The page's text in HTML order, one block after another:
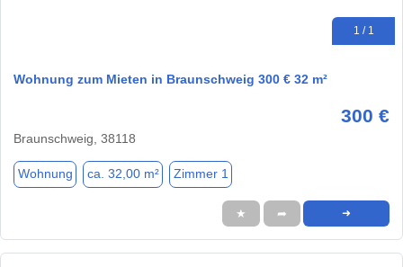
1 / 1
Wohnung zum Mieten in Braunschweig 300 € 32 m²
300 €
Braunschweig, 38118
Wohnung ca. 32,00 m² Zimmer 1
★ ➦ ➜